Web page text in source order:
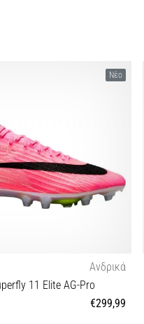
Νέο
Ανδρικά
11 Elite AG-Pro
€299,99